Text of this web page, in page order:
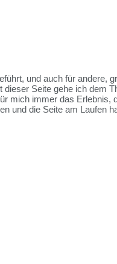
und auch für andere,
Seite gehe ich dem
immer das
und die Seite am Laufen